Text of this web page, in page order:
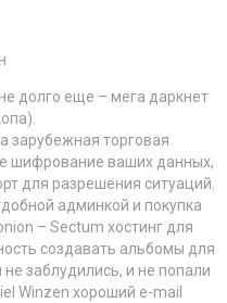
долго еще – мега даркнет
зарубежная торговая
шифрование ваших данных,
для разрешения ситуаций.
админкой и покупка
– Sectum хостинг для
создавать альбомы для
заблудились, и не попали
Winzen хороший e-mail